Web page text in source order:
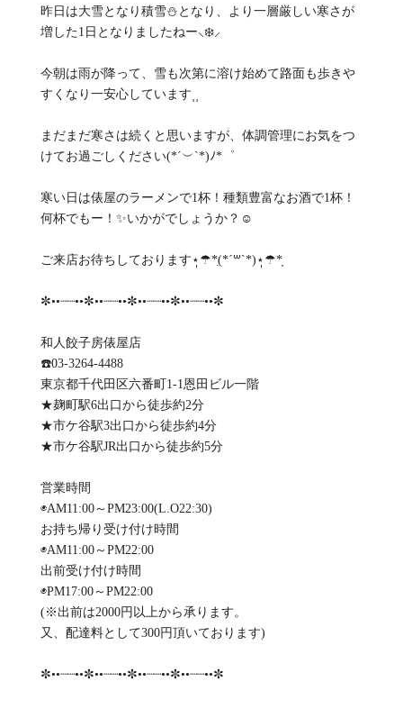
昨日は大雪となり積雪⛄️となり、より一層厳しい寒さが
増した1日となりましたねー⸜❄️⸝
今朝は雨が降って、雪も次第に溶け始めて路面も歩きや
すくなり一安心しています⸒⸒
まだまだ寒さは続くと思いますが、体調管理にお気をつ
けてお過ごしください(*´︶`*)ﾉ*゜
寒い日は俵屋のラーメンで1杯！種類豊富なお酒で1杯！
何杯でもー！✨️いかがでしょうか？☺️
ご来店お待ちしております⋆̩☂︎*̣(*´꒳`*)⋆̩☂︎*̣̩
✼••┈┈••✼••┈┈••✼••┈┈••✼••┈┈••✼
和人餃子房俵屋店
☎️03-3264-4488
東京都千代田区六番町1-1恩田ビル一階
★麹町駅6出口から徒歩約2分
★市ケ谷駅3出口から徒歩約4分
★市ケ谷駅JR出口から徒歩約5分
営業時間
◉AM11:00～PM23:00(L.O22:30)
お持ち帰り受け付け時間
◉AM11:00～PM22:00
出前受け付け時間
◉PM17:00～PM22:00
(※出前は2000円以上から承ります。
又、配達料として300円頂いております)
✼••┈┈••✼••┈┈••✼••┈┈••✼••┈┈••✼